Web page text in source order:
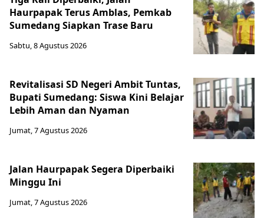
Haurpapak Terus Amblas, Pemkab
Sumedang Siapkan Trase Baru
Sabtu, 8 Agustus 2026
Revitalisasi SD Negeri Ambit Tuntas,
Bupati Sumedang: Siswa Kini Belajar
Lebih Aman dan Nyaman
Jumat, 7 Agustus 2026
Jalan Haurpapak Segera Diperbaiki
Minggu Ini
Jumat, 7 Agustus 2026